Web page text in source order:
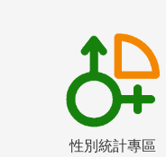
性別統計專區